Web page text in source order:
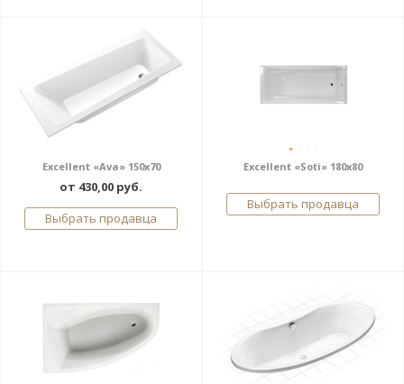
Excellent «Ava» 150x70
от 430,00 руб.
Выбрать продавца
Excellent «Soti» 180x80
Выбрать продавца